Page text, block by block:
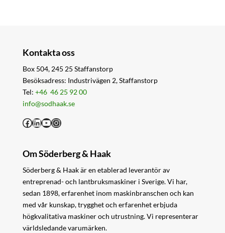
Kontakta oss
Box 504, 245 25 Staffanstorp
Besöksadress: Industrivägen 2, Staffanstorp
Tel: +46 46 25 92 00
info@sodhaak.se
Facebook
LinkedIn
YouTube
Instagram
Om Söderberg & Haak
Söderberg & Haak är en etablerad leverantör av
entreprenad- och lantbruksmaskiner i Sverige. Vi har,
sedan 1898, erfarenhet inom maskinbranschen och kan
med vår kunskap, trygghet och erfarenhet erbjuda
högkvalitativa maskiner och utrustning. Vi representerar
världsledande varumärken.